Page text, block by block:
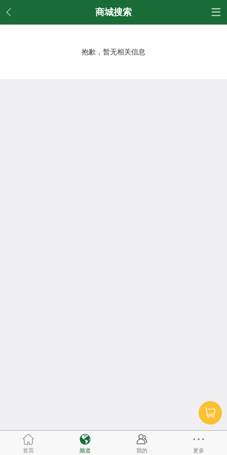
商城搜索
抱歉，暂无相关信息
首页 频道 我的 更多